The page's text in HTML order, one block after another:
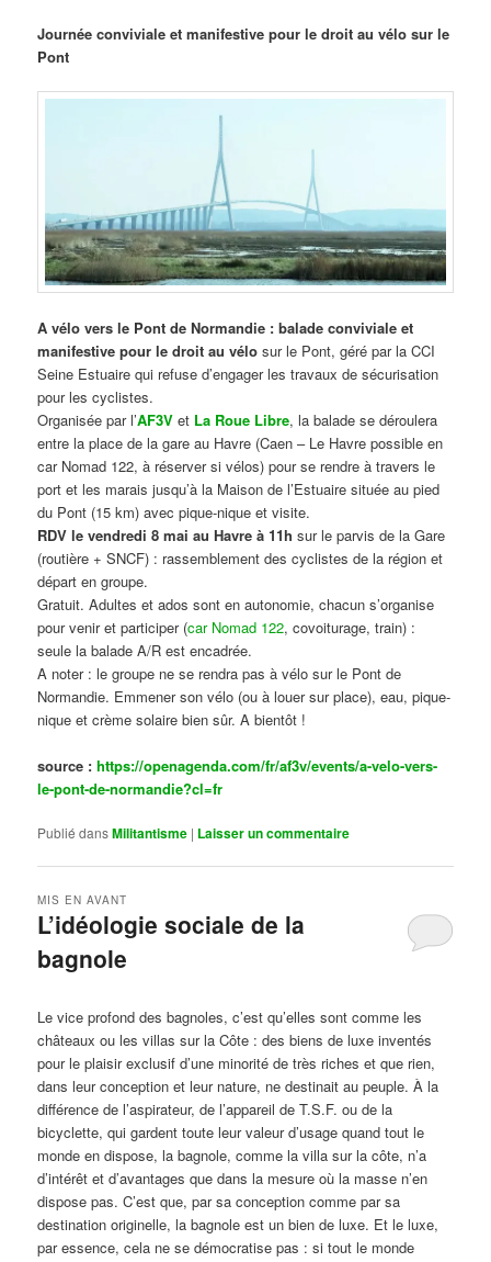
Journée conviviale et manifestive pour le droit au vélo sur le
Pont
A vélo vers le Pont de Normandie : balade conviviale et
manifestive pour le droit au vélo sur le Pont, géré par la CCI
Seine Estuaire qui refuse d’engager les travaux de sécurisation
pour les cyclistes.
Organisée par l’AF3V et La Roue Libre, la balade se déroulera
entre la place de la gare au Havre (Caen – Le Havre possible en
car Nomad 122, à réserver si vélos) pour se rendre à travers le
port et les marais jusqu’à la Maison de l’Estuaire située au pied
du Pont (15 km) avec pique-nique et visite.
RDV le vendredi 8 mai au Havre à 11h sur le parvis de la Gare
(routière + SNCF) : rassemblement des cyclistes de la région et
départ en groupe.
Gratuit. Adultes et ados sont en autonomie, chacun s’organise
pour venir et participer (car Nomad 122, covoiturage, train) :
seule la balade A/R est encadrée.
A noter : le groupe ne se rendra pas à vélo sur le Pont de
Normandie. Emmener son vélo (ou à louer sur place), eau, pique-
nique et crème solaire bien sûr. A bientôt !
source :https://openagenda.com/fr/af3v/events/a-velo-vers-
le-pont-de-normandie?cl=fr
Publié dansMilitantisme | Laisser un commentaire
L’idéologie sociale de la
bagnole
MIS EN AVANT
Le vice profond des bagnoles, c’est qu’elles sont comme les
châteaux ou les villas sur la Côte : des biens de luxe inventés
pour le plaisir exclusif d’une minorité de très riches et que rien,
dans leur conception et leur nature, ne destinait au peuple. À la
différence de l’aspirateur, de l’appareil de T.S.F. ou de la
bicyclette, qui gardent toute leur valeur d’usage quand tout le
monde en dispose, la bagnole, comme la villa sur la côte, n’a
d’intérêt et d’avantages que dans la mesure où la masse n’en
dispose pas. C’est que, par sa conception comme par sa
destination originelle, la bagnole est un bien de luxe. Et le luxe,
par essence, cela ne se démocratise pas : si tout le monde